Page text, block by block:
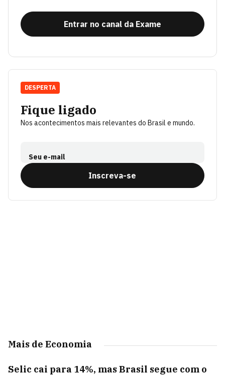
Entrar no canal da Exame
Fique ligado
Nos acontecimentos mais relevantes do Brasil e mundo.
Seu e-mail
Inscreva-se
DESPERTA
Mais de Economia
Selic cai para 14%, mas Brasil segue com o